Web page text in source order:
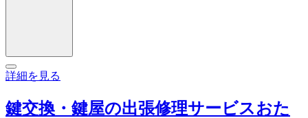
詳細を見る
鍵交換・鍵屋の出張修理サービスおた